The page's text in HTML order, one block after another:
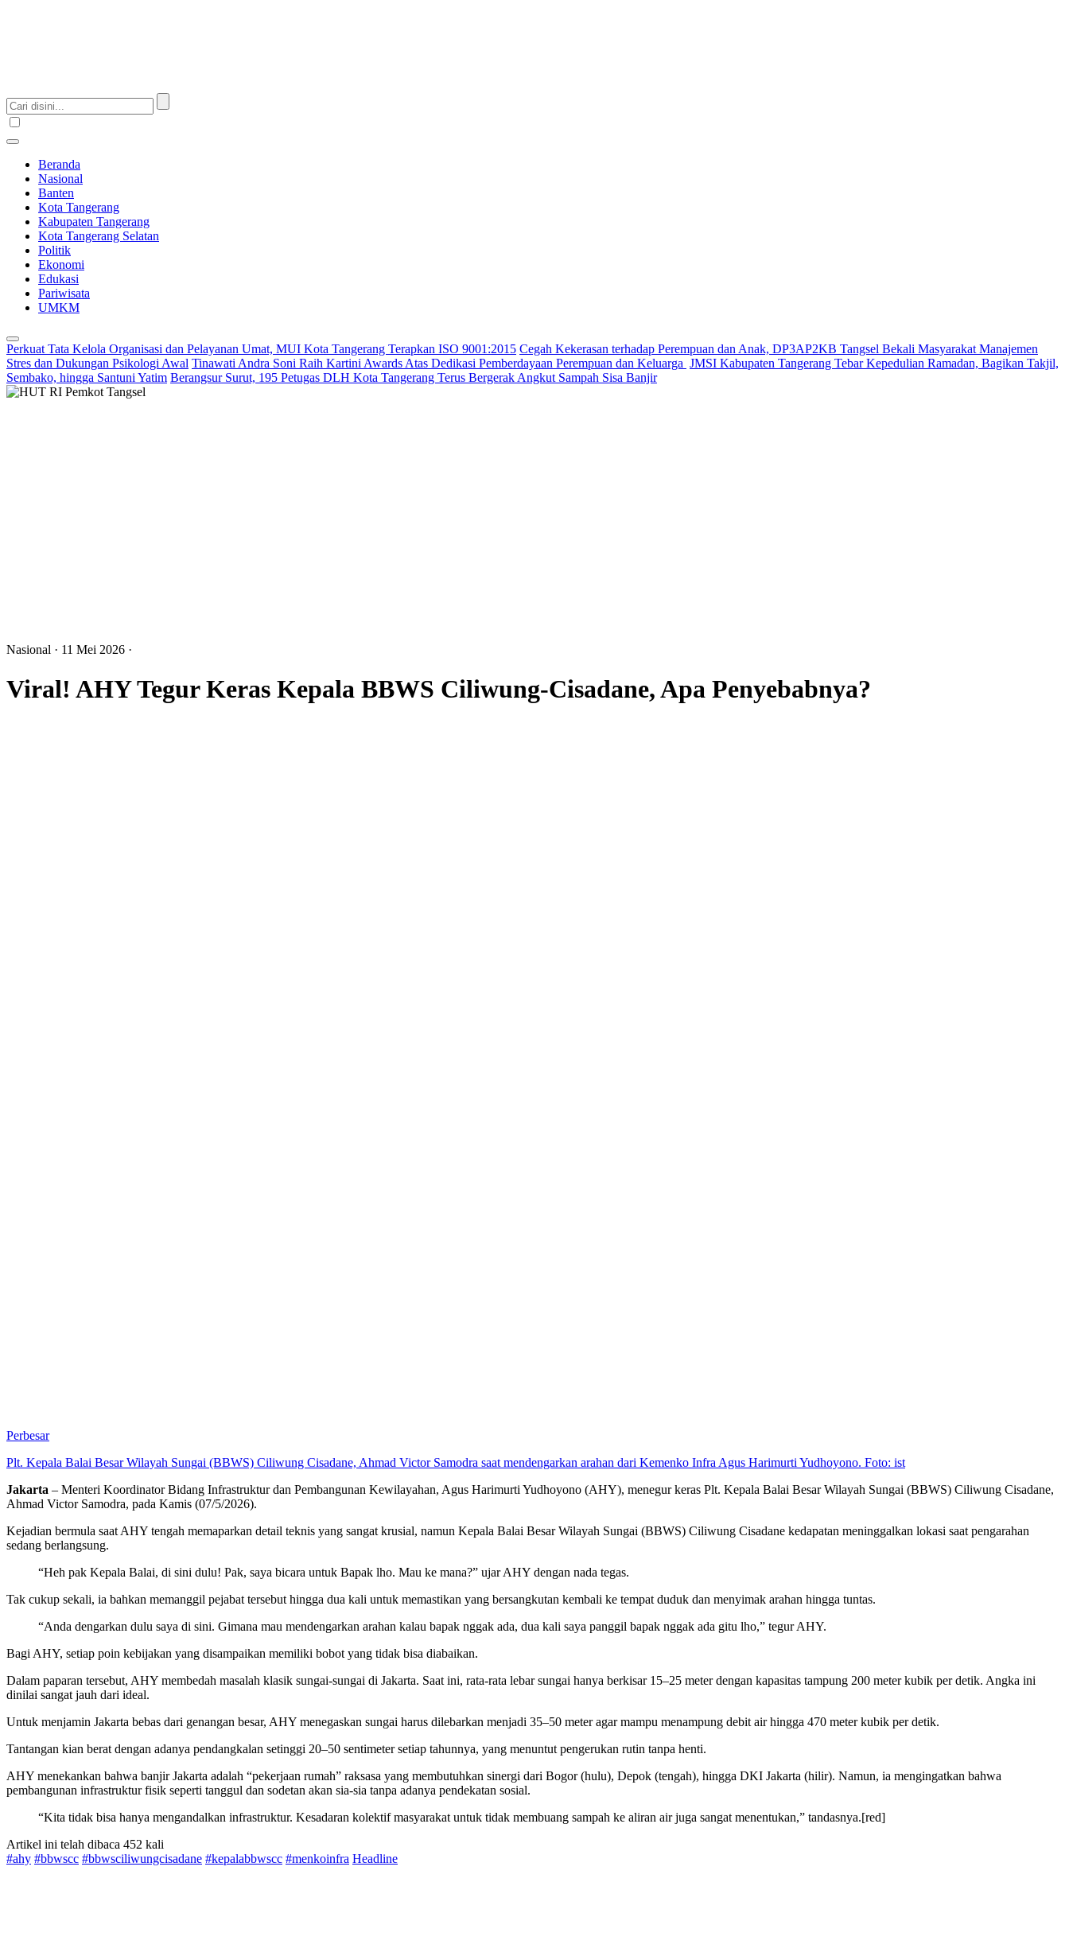
Beranda
Nasional
Banten
Kota Tangerang
Kabupaten Tangerang
Kota Tangerang Selatan
Politik
Ekonomi
Edukasi
Pariwisata
UMKM
Perkuat Tata Kelola Organisasi dan Pelayanan Umat, MUI Kota Tangerang Terapkan ISO 9001:2015 Cegah Kekerasan terhadap Perempuan dan Anak, DP3AP2KB Tangsel Bekali Masyarakat Manajemen
Stres dan Dukungan Psikologi Awal Tinawati Andra Soni Raih Kartini Awards Atas Dedikasi Pemberdayaan Perempuan dan Keluarga JMSI Kabupaten Tangerang Tebar Kepedulian Ramadan, Bagikan Takjil,
Sembako, hingga Santuni Yatim Berangsur Surut, 195 Petugas DLH Kota Tangerang Terus Bergerak Angkut Sampah Sisa Banjir
Nasional · 11 Mei 2026 ·
Viral! AHY Tegur Keras Kepala BBWS Ciliwung-Cisadane, Apa Penyebabnya?
Perbesar
Plt. Kepala Balai Besar Wilayah Sungai (BBWS) Ciliwung Cisadane, Ahmad Victor Samodra saat mendengarkan arahan dari Kemenko Infra Agus Harimurti Yudhoyono. Foto: ist
Jakarta – Menteri Koordinator Bidang Infrastruktur dan Pembangunan Kewilayahan, Agus Harimurti Yudhoyono (AHY), menegur keras Plt. Kepala Balai Besar Wilayah Sungai (BBWS) Ciliwung Cisadane,
Ahmad Victor Samodra, pada Kamis (07/5/2026).
Kejadian bermula saat AHY tengah memaparkan detail teknis yang sangat krusial, namun Kepala Balai Besar Wilayah Sungai (BBWS) Ciliwung Cisadane kedapatan meninggalkan lokasi saat pengarahan
sedang berlangsung.
“Heh pak Kepala Balai, di sini dulu! Pak, saya bicara untuk Bapak lho. Mau ke mana?” ujar AHY dengan nada tegas.
Tak cukup sekali, ia bahkan memanggil pejabat tersebut hingga dua kali untuk memastikan yang bersangkutan kembali ke tempat duduk dan menyimak arahan hingga tuntas.
“Anda dengarkan dulu saya di sini. Gimana mau mendengarkan arahan kalau bapak nggak ada, dua kali saya panggil bapak nggak ada gitu lho,” tegur AHY.
Bagi AHY, setiap poin kebijakan yang disampaikan memiliki bobot yang tidak bisa diabaikan.
Dalam paparan tersebut, AHY membedah masalah klasik sungai-sungai di Jakarta. Saat ini, rata-rata lebar sungai hanya berkisar 15–25 meter dengan kapasitas tampung 200 meter kubik per detik. Angka ini
dinilai sangat jauh dari ideal.
Untuk menjamin Jakarta bebas dari genangan besar, AHY menegaskan sungai harus dilebarkan menjadi 35–50 meter agar mampu menampung debit air hingga 470 meter kubik per detik.
Tantangan kian berat dengan adanya pendangkalan setinggi 20–50 sentimeter setiap tahunnya, yang menuntut pengerukan rutin tanpa henti.
AHY menekankan bahwa banjir Jakarta adalah “pekerjaan rumah” raksasa yang membutuhkan sinergi dari Bogor (hulu), Depok (tengah), hingga DKI Jakarta (hilir). Namun, ia mengingatkan bahwa
pembangunan infrastruktur fisik seperti tanggul dan sodetan akan sia-sia tanpa adanya pendekatan sosial.
“Kita tidak bisa hanya mengandalkan infrastruktur. Kesadaran kolektif masyarakat untuk tidak membuang sampah ke aliran air juga sangat menentukan,” tandasnya.[red]
Artikel ini telah dibaca 452 kali
#ahy #bbwscc #bbwsciliwungcisadane #kepalabbwscc #menkoinfra Headline